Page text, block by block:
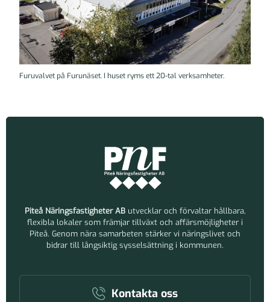
Furuvalvet på Furunäset. I huset ryms ett 20-tal verksamheter.
Piteå Näringsfastigheter AButvecklar och förvaltar hållbara,
flexibla lokaler som främjar tillväxt och affärsmöjligheter i
Piteå. Genom nära samarbeten stärker vi näringslivet och
bidrar till långsiktig sysselsättning i kommunen.
Kontakta oss